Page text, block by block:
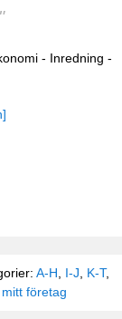
- Inredning -
A-H I-J K-T,
företag